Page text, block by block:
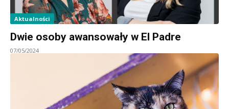
Aktualności
Dwie osoby awansowały w El Padre
07/05/2024